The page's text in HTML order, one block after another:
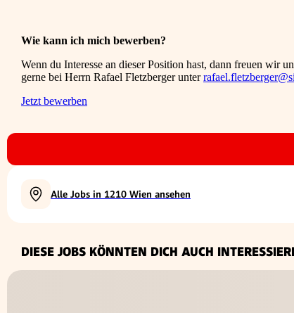
Wie kann ich mich bewerben?
Wenn du Interesse an dieser Position hast, dann freuen wir
gerne bei Herrn Rafael Fletzberger unter
Jetzt bewerben
Alle Jobs in 1210 Wien ansehen
DIESE JOBS KÖNNTEN DICH AUCH